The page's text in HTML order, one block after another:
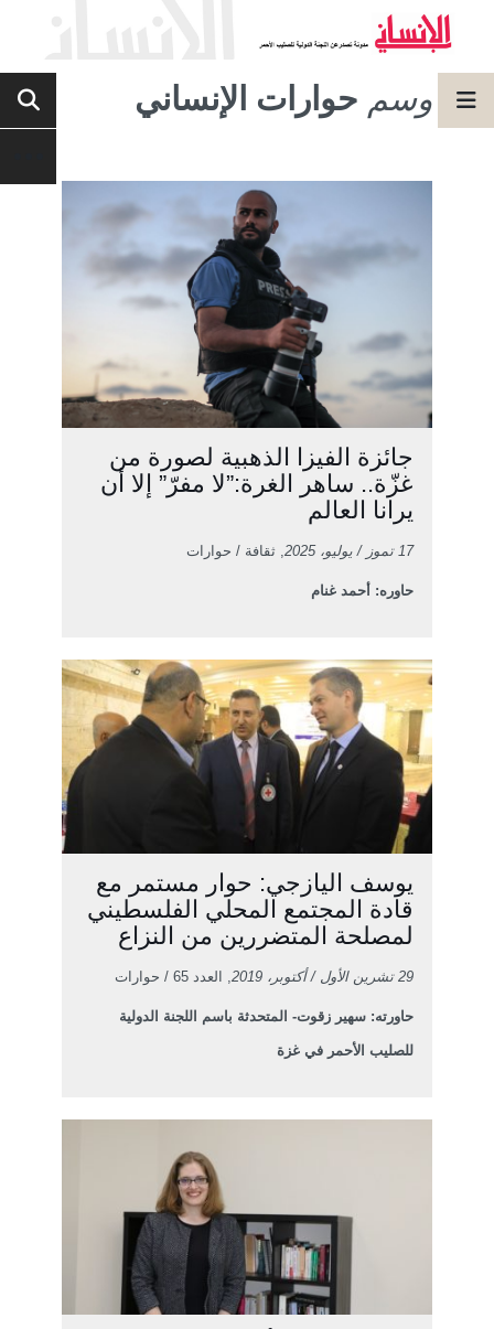
وسم حوارات الإنساني
جائزة الفيزا الذهبية لصورة من
غزّة.. ساهر الغرة:”لا مفرّ” إلا أن
يرانا العالم
17 تموز / يوليو، 2025 , ثقافة / حوارات
حاوره: أحمد غنام
يوسف اليازجي: حوار مستمر مع
قادة المجتمع المحلي الفلسطيني
لمصلحة المتضررين من النزاع
29 تشرين الأول / أكتوبر، 2019 , العدد 65 / حوارات
حاورته: سهير زقوت- المتحدثة باسم اللجنة الدولية
للصليب الأحمر في غزة